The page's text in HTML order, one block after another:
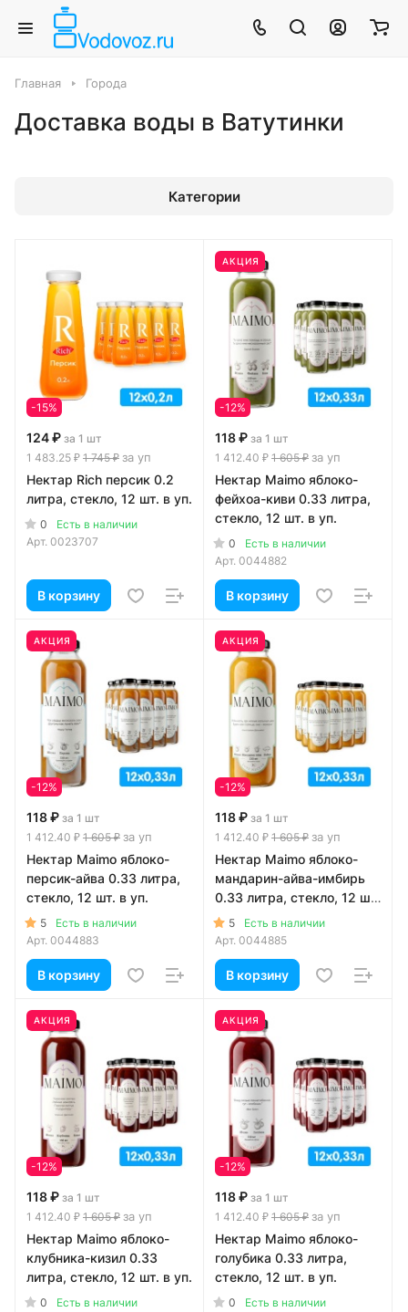
Главная Города
Доставка воды в Ватутинки
Категории
-15%
124 ₽ за 1 шт
1 483.25 ₽ 1 745 ₽ за уп
Нектар Rich персик 0.2
литра, стекло, 12 шт. в уп.
0
Есть в наличии
Арт. 0023707
В корзину
АКЦИЯ
-12%
118 ₽ за 1 шт
1 412.40 ₽ 1 605 ₽ за уп
Нектар Maimo яблоко-
фейхоа-киви 0.33 литра,
стекло, 12 шт. в уп.
0
Есть в наличии
Арт. 0044882
В корзину
АКЦИЯ
-12%
118 ₽ за 1 шт
1 412.40 ₽ 1 605 ₽ за уп
Нектар Maimo яблоко-
персик-айва 0.33 литра,
стекло, 12 шт. в уп.
5
Есть в наличии
Арт. 0044883
В корзину
АКЦИЯ
-12%
118 ₽ за 1 шт
1 412.40 ₽ 1 605 ₽ за уп
Нектар Maimo яблоко-
мандарин-айва-имбирь
0.33 литра, стекло, 12 шт.
в уп.
5
Есть в наличии
Арт. 0044885
В корзину
АКЦИЯ
-12%
118 ₽ за 1 шт
1 412.40 ₽ 1 605 ₽ за уп
Нектар Maimo яблоко-
клубника-кизил 0.33
литра, стекло, 12 шт. в уп.
0
Есть в наличии
АКЦИЯ
-12%
118 ₽ за 1 шт
1 412.40 ₽ 1 605 ₽ за уп
Нектар Maimo яблоко-
голубика 0.33 литра,
стекло, 12 шт. в уп.
0
Есть в наличии